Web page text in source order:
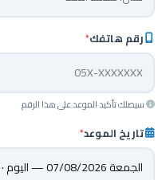
رقم هاتفك*
سيصلك تأكيد الموعد على هذا الرقم
تاريخ الموعد*